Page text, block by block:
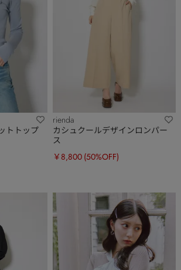
トトップ
rienda
カシュクールデザインロンパー
ス
￥8,800 (50%OFF)